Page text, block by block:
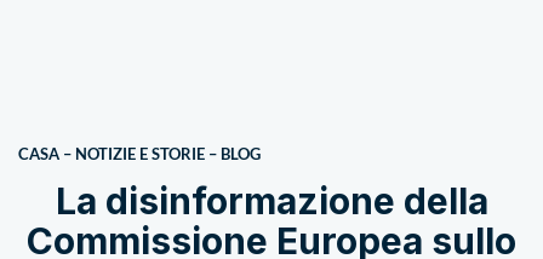
CASA – NOTIZIE E STORIE – BLOG
La disinformazione della
Commissione Europea sullo